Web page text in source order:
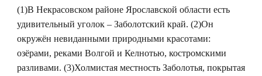
(1)В Некрасовском районе Ярославской области есть
удивительный уголок – Заболотский край. (2)Он
окружён невиданными природными красотами:
озёрами, реками Волгой и Келнотью, костромскими
разливами. (3)Холмистая местность Заболотья, покрытая